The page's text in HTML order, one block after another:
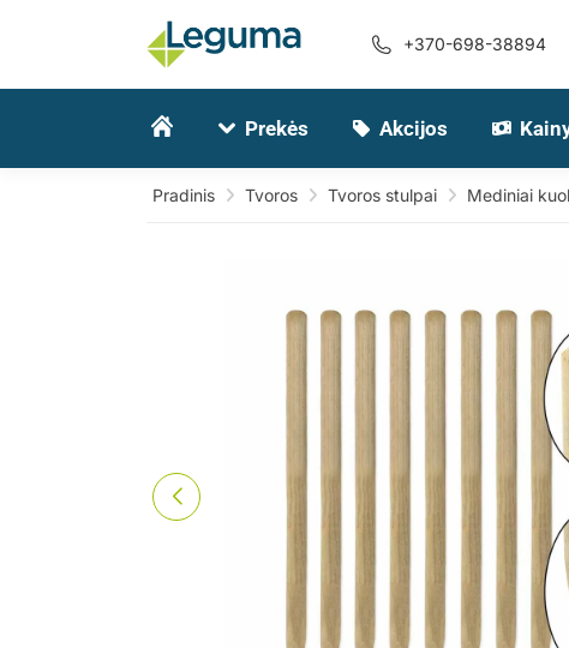
+370-698-38894
Prekės Akcijos
Pradinis Tvoros Tvoros stulpai Mediniai